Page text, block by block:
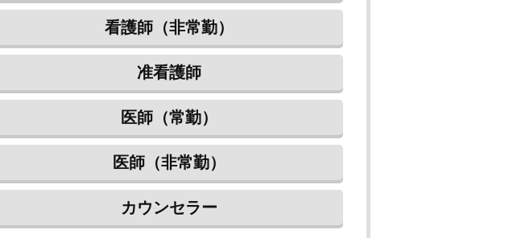
看護師（非常勤）
准看護師
医師（常勤）
医師（非常勤）
カウンセラー
電話番号*
メールアドレス